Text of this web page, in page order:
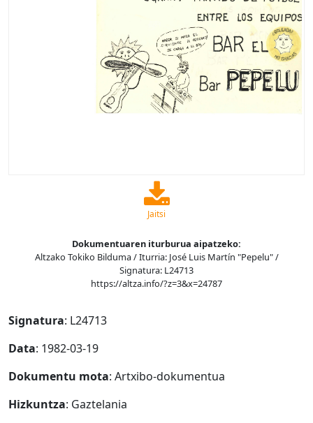
Jaitsi
Dokumentuaren iturburua aipatzeko:
Altzako Tokiko Bilduma / Iturria: José Luis Martín "Pepelu" /
Signatura: L24713
https://altza.info/?z=3&x=24787
Signatura: L24713
Data: 1982-03-19
Dokumentu mota: Artxibo-dokumentua
Hizkuntza: Gaztelania